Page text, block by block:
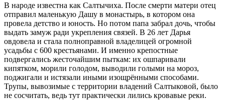
В народе известна как Салтычиха. После смерти матери отец
отправил маленькую Дашу в монастырь, в котором она
провела детство и юность. Но потом папа забрал дочь, чтобы
выдать замуж ради укрепления связей. В 26 лет Дарья
овдовела и стала полноправной владелицей огромной
усадьбы с 600 крестьянами. И именно крепостные
подвергались жесточайшим пыткам: их ошпаривали
кипятком, морили голодом, выводили голыми на мороз,
поджигали и истязали иными изощрёнными способами.
Трупы, вывозимые с территории владений Салтыковой, было
не сосчитать, ведь тут практически лились кровавые реки.